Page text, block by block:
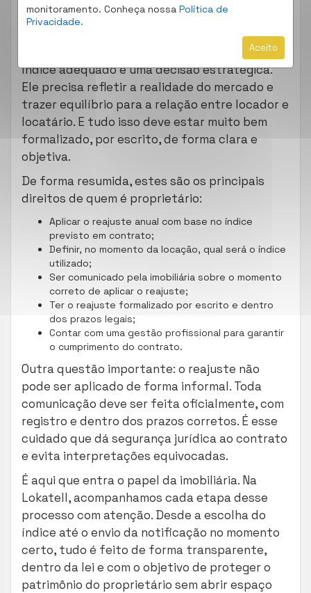
monitoramento. Conheça nossa Política de
Privacidade.
Aceito
acordado. Nenhum reajuste pode ser feito fora
desse combinado.
Por isso, na elaboração do contrato, escolher o
índice adequado é uma decisão estratégica.
Ele precisa refletir a realidade do mercado e
trazer equilíbrio para a relação entre locador e
locatário. E tudo isso deve estar muito bem
formalizado, por escrito, de forma clara e
objetiva.
De forma resumida, estes são os principais
direitos de quem é proprietário:
Aplicar o reajuste anual com base no índice
previsto em contrato;
Definir, no momento da locação, qual será o índice
utilizado;
Ser comunicado pela imobiliária sobre o momento
correto de aplicar o reajuste;
Ter o reajuste formalizado por escrito e dentro
dos prazos legais;
Contar com uma gestão profissional para garantir
o cumprimento do contrato.
Outra questão importante: o reajuste não
pode ser aplicado de forma informal. Toda
comunicação deve ser feita oficialmente, com
registro e dentro dos prazos corretos. É esse
cuidado que dá segurança jurídica ao contrato
e evita interpretações equivocadas.
É aqui que entra o papel da imobiliária. Na
Lokatell, acompanhamos cada etapa desse
processo com atenção. Desde a escolha do
índice até o envio da notificação no momento
certo, tudo é feito de forma transparente,
dentro da lei e com o objetivo de proteger o
patrimônio do proprietário sem abrir espaço